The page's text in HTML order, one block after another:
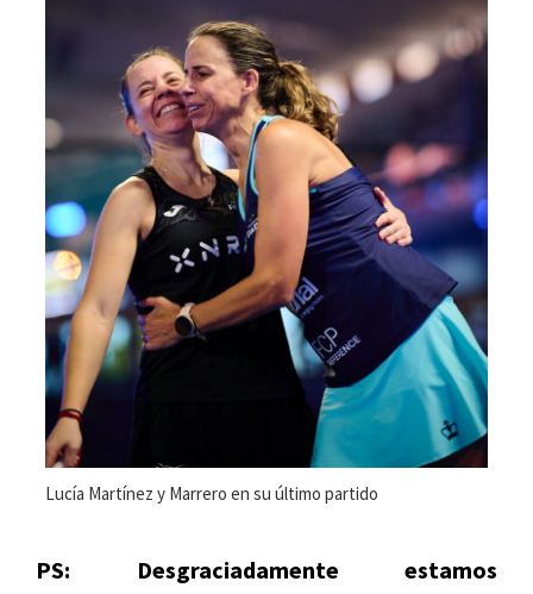
Lucía Martínez y Marrero en su último partido
PS: Desgraciadamente estamos